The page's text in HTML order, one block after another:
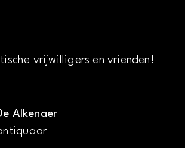
vrijwilligers en vrienden!
Alkenaer